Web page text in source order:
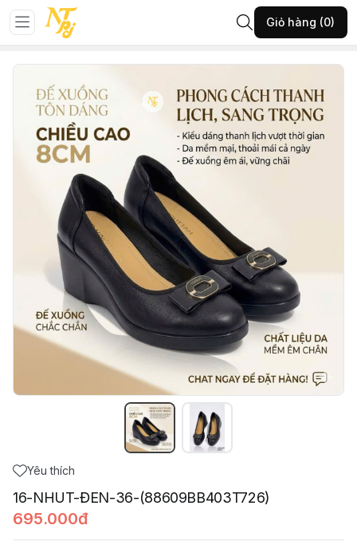
Giỏ hàng (0)
Trang chủ
16-NHUT-ĐEN-36-(88609BB403T726)
Yêu thích
16-NHUT-ĐEN-36-(88609BB403T726)
695.000đ